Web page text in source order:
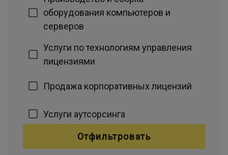
оборудования компьютеров и
серверов
Услуги по технологиям управления
лицензиями
Продажа корпоративных лицензий
Услуги аутсорсинга
Отфильтровать